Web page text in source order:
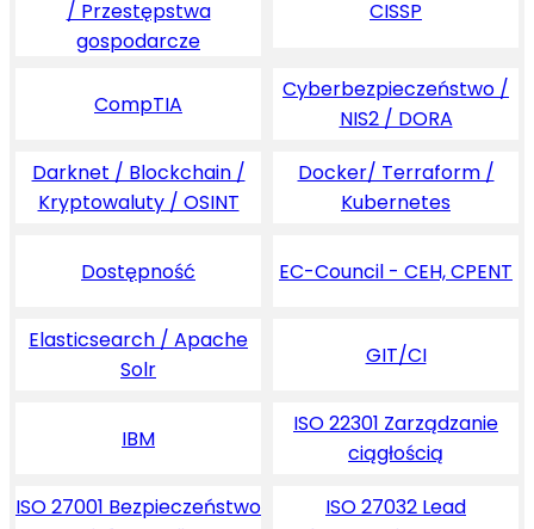
/ Przestępstwa
gospodarcze
CISSP
CompTIA
Cyberbezpieczeństwo /
NIS2 / DORA
Darknet / Blockchain /
Kryptowaluty / OSINT
Docker/ Terraform /
Kubernetes
Dostępność EC-Council - CEH, CPENT
Elasticsearch / Apache
Solr
GIT/CI
IBM
ISO 22301 Zarządzanie
ciągłością
ISO 27001 Bezpieczeństwo
ISO 27032 Lead